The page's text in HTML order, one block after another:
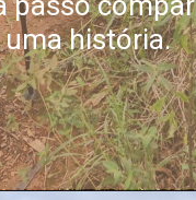
uma história.